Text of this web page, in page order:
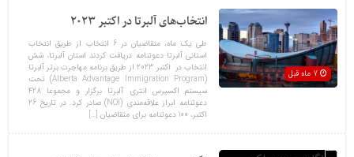
انتخاب‌‌های آلبرتا در اکتبر 2023
طی یک ماه، متقاضیان در 6 انتخاب از طریق انتخاب
استانی آلبرتا دعوتنامه دریافت کردند استان آلبرتا، شش
انتخاب در اکتبر 2023 از طریق برنامه مهاجرت برتر آلبرتا
(Alberta Advantage Immigration Program) تحت
سیستم اکسپرس انتری آلبرتا برگزار و مجموعا 428
دعوتنامه ابراز علاقه‌مندی (NOI) صادر کرد. در تاریخ 26
اکتبر، 100 دعوتنامه‌ برای متقاضیان […]